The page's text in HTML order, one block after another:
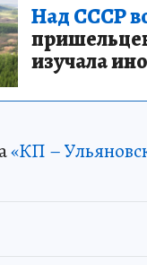
Над СССР
изучала
«КП –